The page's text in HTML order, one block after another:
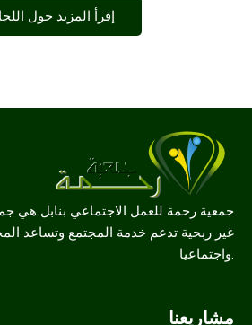
إقرأ المزيد حول
غير ربحية تدعم خدمة المجتمع وتساعد
واجتماعيا.
مشاريعنا